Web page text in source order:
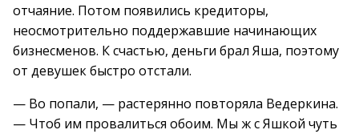
отчаяние. Потом появились кредиторы,
неосмотрительно поддержавшие начинающих
бизнесменов. К счастью, деньги брал Яша, поэтому
от девушек быстро отстали.
— Во попали, — растерянно повторяла Ведеркина.
— Чтоб им провалиться обоим. Мы ж с Яшкой чуть